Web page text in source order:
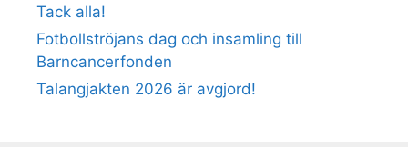
Tack alla!
Fotbollströjans dag och insamling till
Barncancerfonden
Talangjakten 2026 är avgjord!